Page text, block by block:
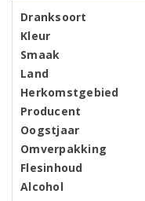
Dranksoort
Kleur
Smaak
Land
Herkomstgebied
Producent
Oogstjaar
Omverpakking
Flesinhoud
Alcohol